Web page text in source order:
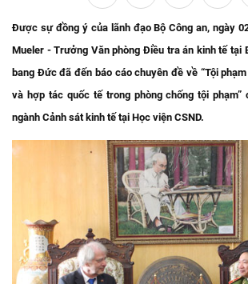
Được sự đồng ý của lãnh đạo Bộ Công an, ngày
Mueler - Trưởng Văn phòng Điều tra án kinh tế tại
bang Đức đã đến báo cáo chuyên đề về “Tội
và hợp tác quốc tế trong phòng chống tội phạm”
ngành Cảnh sát kinh tế tại Học viện CSND.